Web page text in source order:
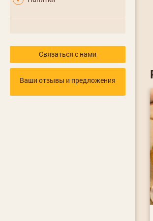
Связаться с нами
Ваши отзывы и предложения